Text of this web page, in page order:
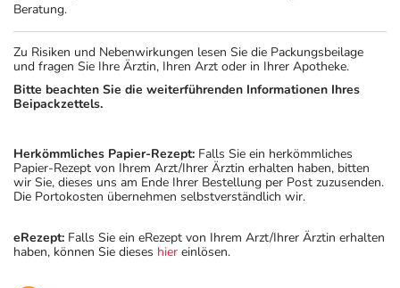
Beratung.
Zu Risiken und Nebenwirkungen lesen Sie die Packungsbeilage
und fragen Sie Ihre Ärztin, Ihren Arzt oder in Ihrer Apotheke.
Bitte beachten Sie die weiterführenden Informationen Ihres
Beipackzettels.
Herkömmliches Papier-Rezept: Falls Sie ein herkömmliches
Papier-Rezept von Ihrem Arzt/Ihrer Ärztin erhalten haben, bitten
wir Sie, dieses uns am Ende Ihrer Bestellung per Post zuzusenden.
Die Portokosten übernehmen selbstverständlich wir.
eRezept: Falls Sie ein eRezept von Ihrem Arzt/Ihrer Ärztin erhalten
haben, können Sie dieses hier einlösen.